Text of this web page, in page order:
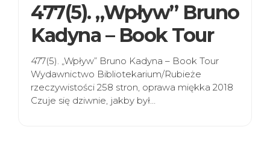
477(5). „Wpływ” Bruno
Kadyna – Book Tour
477(5). „Wpływ” Bruno Kadyna – Book Tour
Wydawnictwo Bibliotekarium/Rubieże
rzeczywistości 258 stron, oprawa miękka 2018
Czuje się dziwnie, jakby był…